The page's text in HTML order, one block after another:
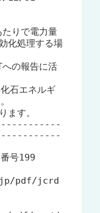
りで電力量
化処理する場
の報告に活
石エネルギ
す。
号199
pdf/jcrd